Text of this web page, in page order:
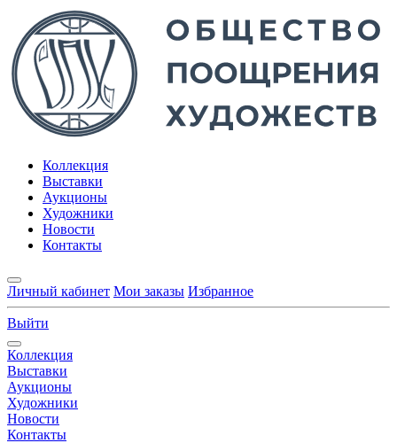
Коллекция
Выставки
Аукционы
Художники
Новости
Контакты
Личный кабинет Мои заказы Избранное
Выйти
Коллекция
Выставки
Аукционы
Художники
Новости
Контакты